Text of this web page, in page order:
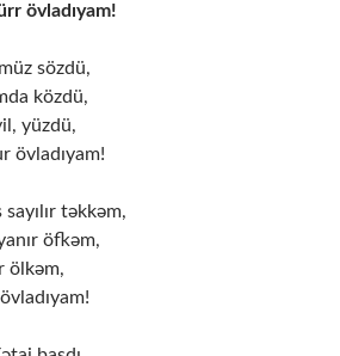
övladıyam!
sözdü,
közdü,
yüzdü,
övladıyam!
təkkəm,
öfkəm,
ölkəm,